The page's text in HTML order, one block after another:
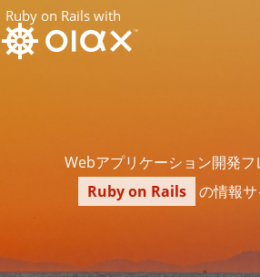
Ruby on Rails with
Webアプリケーション開発フ
Ruby on Rails
の情報